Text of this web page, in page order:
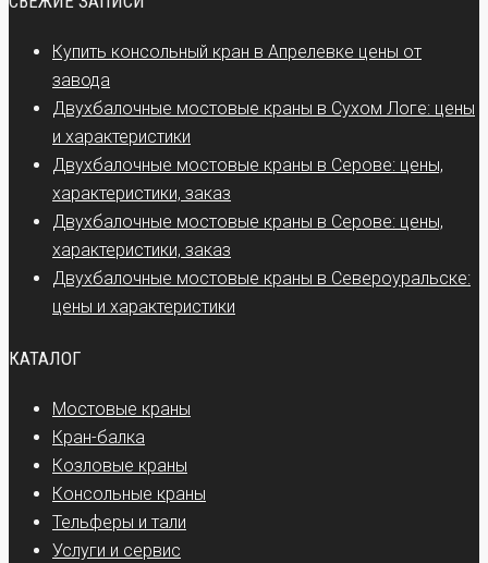
Купить консольный кран в Апрелевке цены от
завода
Двухбалочные мостовые краны в Сухом Логе: цены
и характеристики
Двухбалочные мостовые краны в Серове: цены,
характеристики, заказ
Двухбалочные мостовые краны в Серове: цены,
характеристики, заказ
Двухбалочные мостовые краны в Североуральске:
цены и характеристики
КАТАЛОГ
Мостовые краны
Кран-балка
Козловые краны
Консольные краны
Тельферы и тали
Услуги и сервис